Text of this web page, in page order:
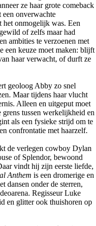
ze haar grote comeback
onverwachte
het onmogelijk was. Een
of zelfs maar had
ambities te verzoenen met
een keuze moet maken: blijft
haar verwacht, of durft ze
geoloog Abby zo snel
Maar tijdens haar vlucht
Alleen en uitgeput moet
tussen werkelijkheid en
als een fysieke strijd om te
confrontatie met haarzelf.
de verlegen cowboy Dylan
of Splendor, bewoond
vindt hij zijn eerste liefde,
Anthem is een dromerige en
dansen onder de sterren,
Regisseur Luke
en glitter ook thuishoren op